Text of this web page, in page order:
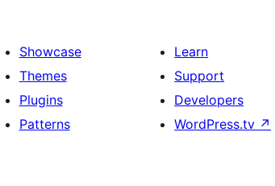
Showcase
Themes
Plugins
Patterns
Learn
Support
Developers
WordPress.tv ↗